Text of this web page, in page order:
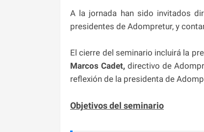
A la jornada han sido invitados
presidentes de Adompretur, y
El cierre del seminario incluirá la
Marcos Cadet,directivo de
reflexión de la presidenta de
Objetivos del seminario